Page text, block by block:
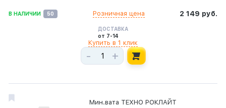
В НАЛИЧИИ 50 2 149 руб.
Розничная цена
ДОСТАВКА
от 7-14
- +
Купить в 1 клик
Мин.вата ТЕХНО РОКЛАЙТ